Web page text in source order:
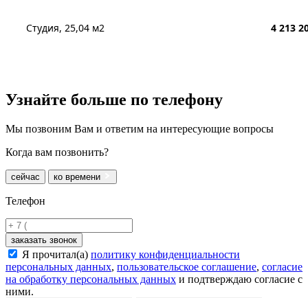
Студия, 25,04 м2 4 213
Узнайте больше по телефону
Мы позвоним Вам и ответим на интересующие вопросы
Когда вам позвонить?
сейчас ко времени
Телефон
заказать звонок
Я прочитал(а) политику конфиденциальности
персональных данных, пользовательское соглашение, согласие
на обработку персональных данных и подтверждаю согласие с
ними.